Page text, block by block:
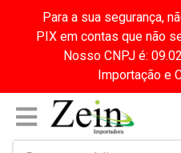
Para a sua segurança,
PIX em contas que não
Nosso CNPJ é:
Importação e